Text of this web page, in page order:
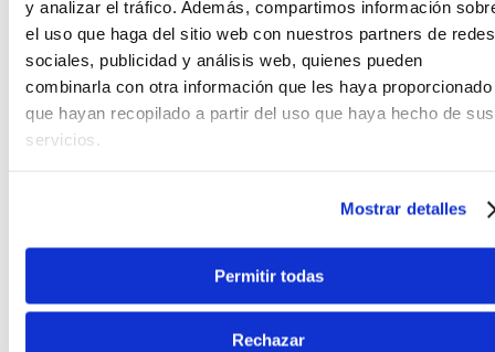
y analizar el tráfico. Además, compartimos información
el uso que haga del sitio web con nuestros partners de redes
sociales, publicidad y análisis web, quienes pueden
combinarla con otra información que les haya proporcionado
que hayan recopilado a partir del uso que haya hecho de sus
servicios.
Mostrar detalles
Permitir todas
Rechazar
sutil lo hace ideal para bandas educacionales que
buscan controlar la intensidad sonora y para
percusivas delicadas a diversos géneros musicales.
Si buscas unpandero de media luna con sonido
suave, el Baldassare PTWJ220R es una excelente
PTWJ220R.
Color:Rojo (RD).
Baldassare.